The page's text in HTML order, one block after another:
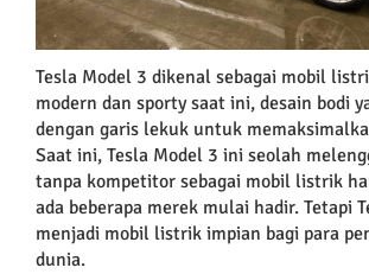
Tesla Model 3 dikenal sebagai mobil
modern dan sporty saat ini, desain bodi
dengan garis lekuk untuk
Saat ini, Tesla Model 3 ini seolah
tanpa kompetitor sebagai mobil listrik
ada beberapa merek mulai hadir. Tetapi
menjadi mobil listrik impian bagi para
dunia.